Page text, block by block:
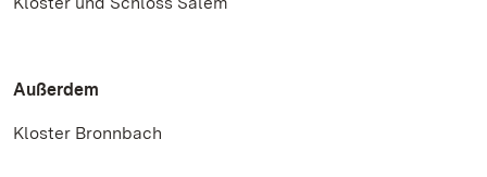
Außerdem
Kloster Bronnbach